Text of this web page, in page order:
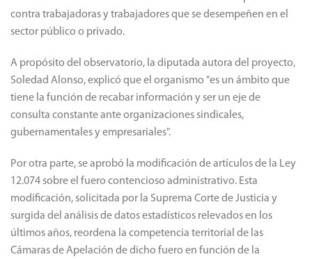
contra trabajadoras y trabajadores que se desempeñen en el
sector público o privado.
A propósito del observatorio, la diputada autora del proyecto,
Soledad Alonso, explicó que el organismo "es un ámbito que
tiene la función de recabar información y ser un eje de
consulta constante ante organizaciones sindicales,
gubernamentales y empresariales".
Por otra parte, se aprobó la modificación de artículos de la Ley
12.074 sobre el fuero contencioso administrativo. Esta
modificación, solicitada por la Suprema Corte de Justicia y
surgida del análisis de datos estadísticos relevados en los
últimos años, reordena la competencia territorial de las
Cámaras de Apelación de dicho fuero en función de la